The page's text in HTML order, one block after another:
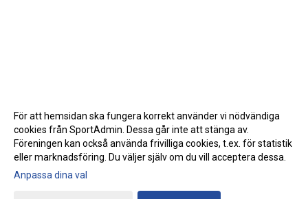
Gå till Webbversion
För att hemsidan ska fungera korrekt använder vi nödvändiga
cookies från SportAdmin. Dessa går inte att stänga av.
Föreningen kan också använda frivilliga cookies, t.ex. för statistik
eller marknadsföring. Du väljer själv om du vill acceptera dessa.
Anpassa dina val